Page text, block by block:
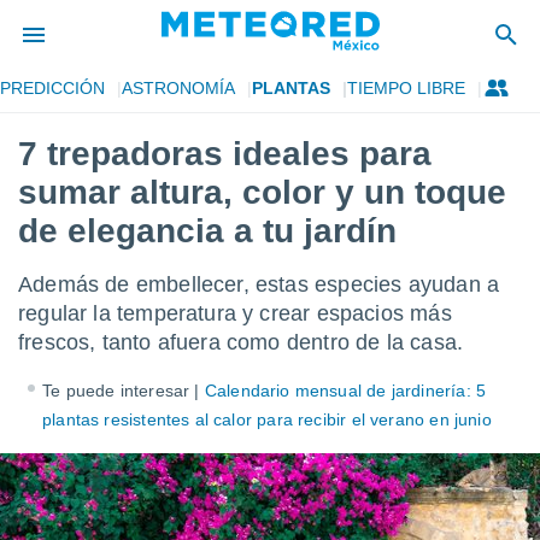
de
ha sido
para
que se
calidad.
a este
las
y
digital
basada
PREDICCIÓN ASTRONOMÍA PLANTAS TIEMPO LIBRE
7 trepadoras ideales para
sumar altura, color y un toque
de elegancia a tu jardín
Además de embellecer, estas especies ayudan a
regular la temperatura y crear espacios más
frescos, tanto afuera como dentro de la casa.
Te puede interesar | Calendario mensual de jardinería: 5
plantas resistentes al calor para recibir el verano en junio